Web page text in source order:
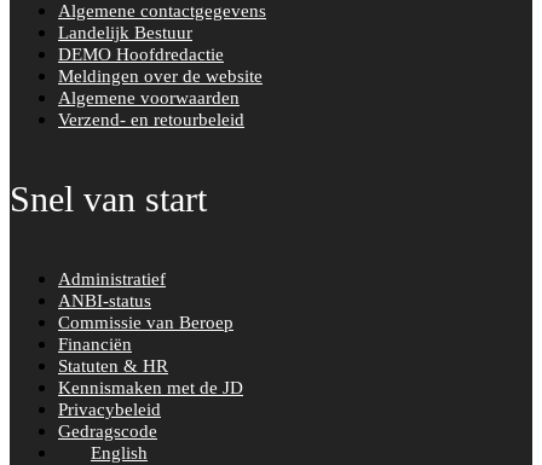
Algemene contactgegevens
Landelijk Bestuur
DEMO Hoofdredactie
Meldingen over de website
Algemene voorwaarden
Verzend- en retourbeleid
Snel van start
Administratief
ANBI-status
Commissie van Beroep
Financiën
Statuten & HR
Kennismaken met de JD
Privacybeleid
Gedragscode
English